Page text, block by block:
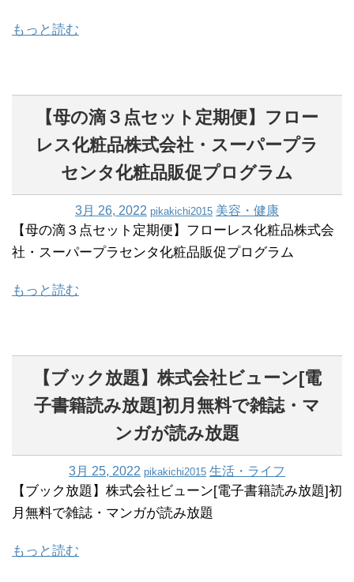
もっと読む
【母の滴３点セット定期便】フロー
レス化粧品株式会社・スーパープラ
センタ化粧品販促プログラム
3月 26, 2022 pikakichi2015 美容・健康
【母の滴３点セット定期便】フローレス化粧品株式会
社・スーパープラセンタ化粧品販促プログラム
もっと読む
【ブック放題】株式会社ビューン[電
子書籍読み放題]初月無料で雑誌・マ
ンガが読み放題
3月 25, 2022 pikakichi2015 生活・ライフ
【ブック放題】株式会社ビューン[電子書籍読み放題]初
月無料で雑誌・マンガが読み放題
もっと読む